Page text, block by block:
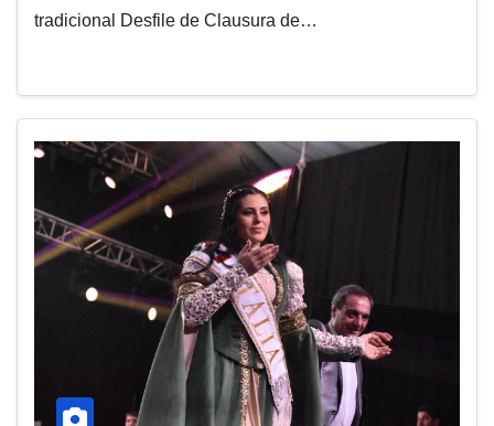
tradicional Desfile de Clausura de…